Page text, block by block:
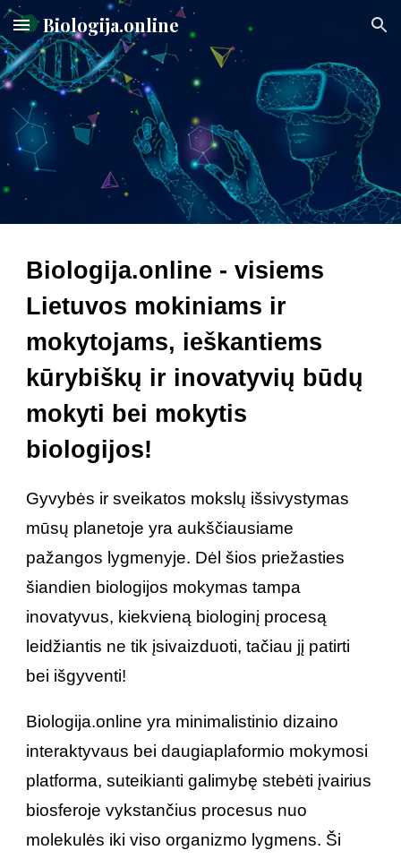
Skip to main content Skip to navigation
Biologija.online
Biologija.online - visiems
Lietuvos mokiniams ir
mokytojams, ieškantiems
kūrybiškų ir inovatyvių būdų
mokyti bei mokytis
biologijos!
Gyvybės ir sveikatos mokslų išsivystymas
mūsų planetoje yra aukščiausiame
pažangos lygmenyje. Dėl šios priežasties
šiandien biologijos mokymas tampa
inovatyvus, kiekvieną biologinį procesą
leidžiantis ne tik įsivaizduoti, tačiau jį patirti
bei išgyventi!
Biologija.online yra minimalistinio dizaino
interaktyvaus bei daugiaplaformio mokymosi
platforma, suteikianti galimybę stebėti įvairius
biosferoje vykstančius procesus nuo
molekulės iki viso organizmo lygmens. Ši